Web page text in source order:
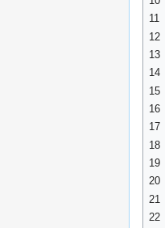
11
12
13
14
15
16
17
18
19
20
21
22